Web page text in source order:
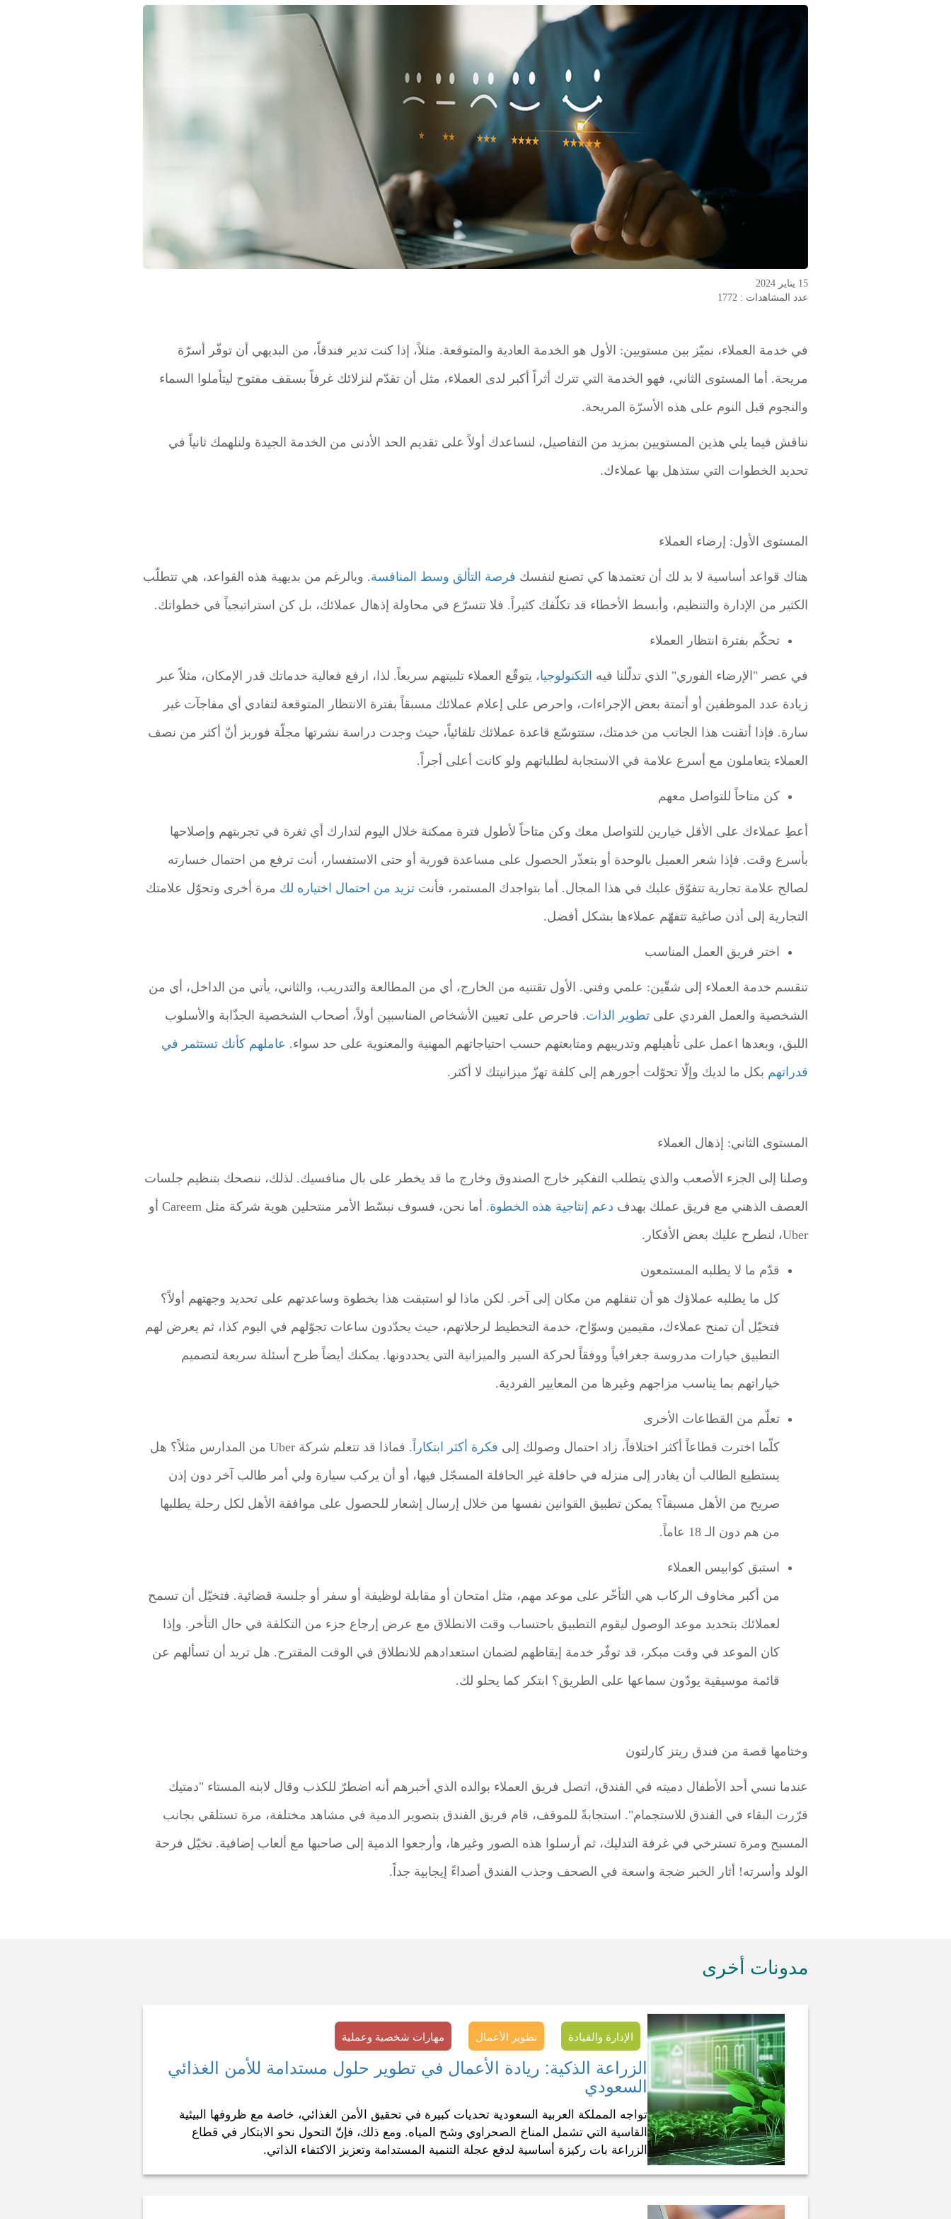
15 يناير 2024
عدد المشاهدات : 1772
في خدمة العملاء، نميّز بين مستويين: الأول هو الخدمة العادية والمتوقعة. مثلاً، إذا كنت تدير فندقاً، من البديهي أن توفّر أسرّة
مريحة. أما المستوى الثاني، فهو الخدمة التي تترك أثراً أكبر لدى العملاء، مثل أن تقدّم لنزلائك غرفاً بسقف مفتوح ليتأملوا السماء
والنجوم قبل النوم على هذه الأسرّة المريحة.
نناقش فيما يلي هذين المستويين بمزيد من التفاصيل، لنساعدك أولاً على تقديم الحد الأدنى من الخدمة الجيدة ولنلهمك ثانياً في
تحديد الخطوات التي ستذهل بها عملاءك.
المستوى الأول: إرضاء العملاء
هناك قواعد أساسية لا بد لك أن تعتمدها كي تصنع لنفسك فرصة التألق وسط المنافسة. وبالرغم من بديهية هذه القواعد، هي تتطلّب
الكثير من الإدارة والتنظيم، وأبسط الأخطاء قد تكلّفك كثيراً. فلا تتسرّع في محاولة إذهال عملائك، بل كن استراتيجياً في خطواتك.
تحكّم بفترة انتظار العملاء
في عصر "الإرضاء الفوري" الذي تدلّلنا فيه التكنولوجيا، يتوقّع العملاء تلبيتهم سريعاً. لذا، ارفع فعالية خدماتك قدر الإمكان، مثلاً عبر
زيادة عدد الموظفين أو أتمتة بعض الإجراءات، واحرص على إعلام عملائك مسبقاً بفترة الانتظار المتوقعة لتفادي أي مفاجآت غير
سارة. فإذا أتقنت هذا الجانب من خدمتك، ستتوسّع قاعدة عملائك تلقائياً، حيث وجدت دراسة نشرتها مجلّة فوربز أنّ أكثر من نصف
العملاء يتعاملون مع أسرع علامة في الاستجابة لطلباتهم ولو كانت أعلى أجراً.
كن متاحاً للتواصل معهم
أعطِ عملاءك على الأقل خيارين للتواصل معك وكن متاحاً لأطول فترة ممكنة خلال اليوم لتدارك أي ثغرة في تجربتهم وإصلاحها
بأسرع وقت. فإذا شعر العميل بالوحدة أو بتعذّر الحصول على مساعدة فورية أو حتى الاستفسار، أنت ترفع من احتمال خسارته
لصالح علامة تجارية تتفوّق عليك في هذا المجال. أما بتواجدك المستمر، فأنت تزيد من احتمال اختياره لك مرة أخرى وتحوّل علامتك
التجارية إلى أذن صاغية تتفهّم عملاءها بشكل أفضل.
اختر فريق العمل المناسب
تنقسم خدمة العملاء إلى شقّين: علمي وفني. الأول تقتنيه من الخارج، أي من المطالعة والتدريب، والثاني، يأتي من الداخل، أي من
الشخصية والعمل الفردي على تطوير الذات. فاحرص على تعيين الأشخاص المناسبين أولاً، أصحاب الشخصية الجذّابة والأسلوب
اللبق، وبعدها اعمل على تأهيلهم وتدريبهم ومتابعتهم حسب احتياجاتهم المهنية والمعنوية على حد سواء. عاملهم كأنك تستثمر في
قدراتهم بكل ما لديك وإلّا تحوّلت أجورهم إلى كلفة تهزّ ميزانيتك لا أكثر.
المستوى الثاني: إذهال العملاء
وصلنا إلى الجزء الأصعب والذي يتطلب التفكير خارج الصندوق وخارج ما قد يخطر على بال منافسيك. لذلك، ننصحك بتنظيم جلسات
العصف الذهني مع فريق عملك بهدف دعم إنتاجية هذه الخطوة
. أما نحن، فسوف نبسّط الأمر منتحلين هوية شركة مثل Careem أو
Uber، لنطرح عليك بعض الأفكار.
قدّم ما لا يطلبه المستمعون
كل ما يطلبه عملاؤك هو أن تنقلهم من مكان إلى آخر. لكن ماذا لو استبقت هذا بخطوة وساعدتهم على تحديد وجهتهم أولاً؟
فتخيّل أن تمنح عملاءك، مقيمين وسوّاح، خدمة التخطيط لرحلاتهم، حيث يحدّدون ساعات تجوّلهم في اليوم كذا، ثم يعرض لهم
التطبيق خيارات مدروسة جغرافياً ووفقاً لحركة السير والميزانية التي يحددونها. يمكنك أيضاً طرح أسئلة سريعة لتصميم
خياراتهم بما يناسب مزاجهم وغيرها من المعايير الفردية.
تعلّم من القطاعات الأخرى
كلّما اخترت قطاعاً أكثر اختلافاً، زاد احتمال وصولك إلى فكرة أكثر ابتكاراً
. فماذا قد تتعلم شركة Uber من المدارس مثلاً؟ هل
يستطيع الطالب أن يغادر إلى منزله في حافلة غير الحافلة المسجّل فيها، أو أن يركب سيارة ولي أمر طالب آخر دون إذن
صريح من الأهل مسبقاً؟ يمكن تطبيق القوانين نفسها من خلال إرسال إشعار للحصول على موافقة الأهل لكل رحلة يطلبها
من هم دون الـ 18 عاماً.
استبق كوابيس العملاء
من أكبر مخاوف الركاب هي التأخّر على موعد مهم، مثل امتحان أو مقابلة لوظيفة أو سفر أو جلسة قضائية. فتخيّل أن تسمح
لعملائك بتحديد موعد الوصول ليقوم التطبيق باحتساب وقت الانطلاق مع عرض إرجاع جزء من التكلفة في حال التأخر. وإذا
كان الموعد في وقت مبكر، قد توفّر خدمة إيقاظهم لضمان استعدادهم للانطلاق في الوقت المقترح. هل تريد أن تسألهم عن
قائمة موسيقية يودّون سماعها على الطريق؟ ابتكر كما يحلو لك.
وختامها قصة من فندق ريتز كارلتون
عندما نسي أحد الأطفال دميته في الفندق، اتصل فريق العملاء بوالده الذي أخبرهم أنه اضطرّ للكذب وقال لابنه المستاء "دمتيك
قرّرت البقاء في الفندق للاستجمام". استجابةً للموقف، قام فريق الفندق بتصوير الدمية في مشاهد مختلفة، مرة تستلقي بجانب
المسبح ومرة تسترخي في غرفة التدليك، ثم أرسلوا هذه الصور وغيرها، وأرجعوا الدمية إلى صاحبها مع ألعاب إضافية. تخيّل فرحة
الولد وأسرته! أثار الخبر ضجة واسعة في الصحف وجذب الفندق أصداءً إيجابية جداً.
مدونات أخرى
الإدارة والقيادة تطوير الأعمال مهارات شخصية وعملية
الزراعة الذكية: ريادة الأعمال في تطوير حلول مستدامة للأمن الغذائي
السعودي
تواجه المملكة العربية السعودية تحديات كبيرة في تحقيق الأمن الغذائي، خاصة مع ظروفها البيئية
القاسية التي تشمل المناخ الصحراوي وشح المياه. ومع ذلك، فإنّ التحول نحو الابتكار في قطاع
الزراعة بات ركيزة أساسية لدفع عجلة التنمية المستدامة وتعزيز الاكتفاء الذاتي.